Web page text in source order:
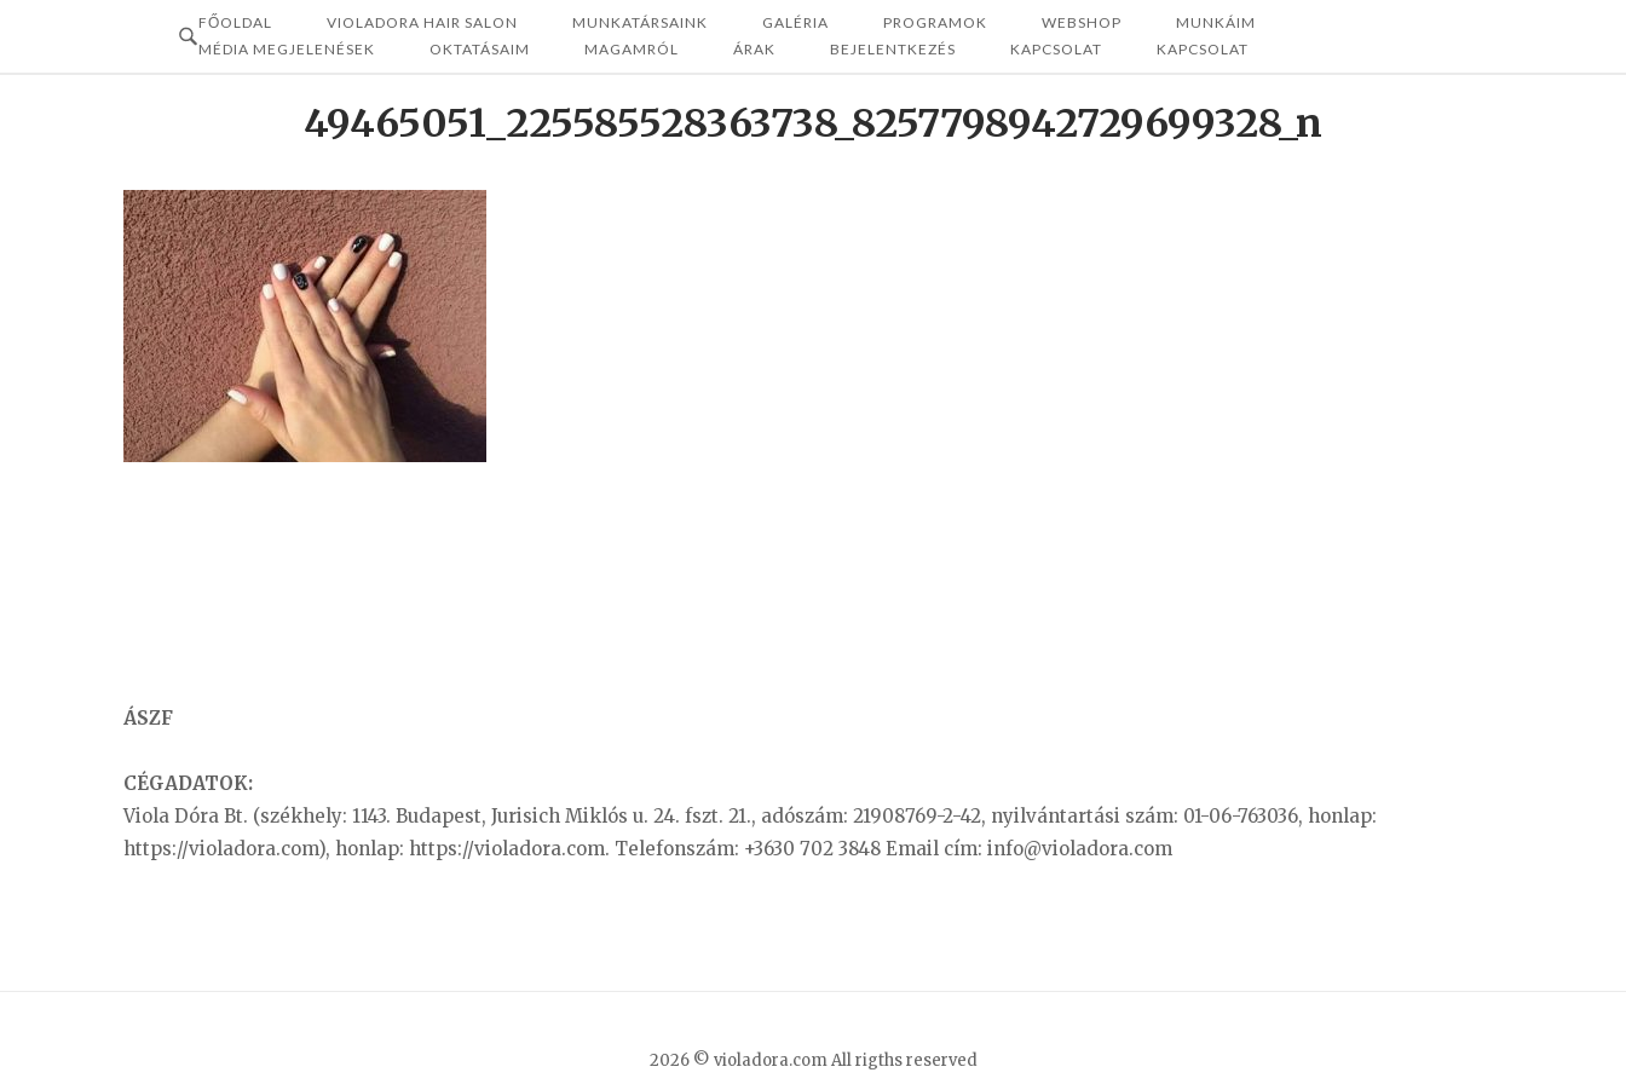
FŐOLDAL VIOLADORA HAIR SALON MUNKATÁRSAINK GALÉRIA PROGRAMOK WEBSHOP
MUNKÁIM
MÉDIA MEGJELENÉSEK
OKTATÁSAIM MAGAMRÓL ÁRAK BEJELENTKEZÉS KAPCSOLAT KAPCSOLAT
49465051_225585528363738_8257798942729699328_n
ÁSZF
CÉGADATOK:
Viola Dóra Bt. (székhely: 1143. Budapest, Jurisich Miklós u. 24. fszt. 21., adószám: 21908769-2-42, nyilvántartási szám: 01-06-763036, honlap:
https://violadora.com), honlap: https://violadora.com. Telefonszám: +3630 702 3848 Email cím: info@violadora.com
2026 © violadora.comAll rigths reserved